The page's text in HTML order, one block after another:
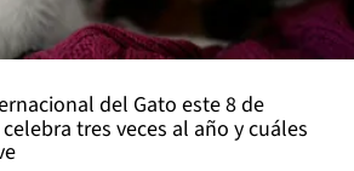
del Gato este 8 de
tres veces al año y cuáles